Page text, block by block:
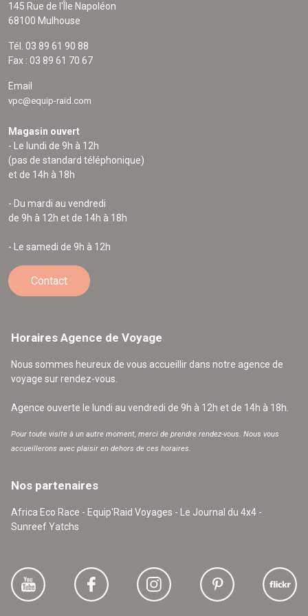
145 Rue de l'Île Napoléon
68100 Mulhouse
Tél. 03 89 61 90 88
Fax : 03 89 61 70 67
Email
vpc@equip-raid.com
Magasin ouvert
- Le lundi de 9h à 12h
(pas de standard téléphonique)
et de 14h à 18h
- Du mardi au vendredi
de 9h à 12h et de 14h à 18h
- Le samedi de 9h à 12h
Contact
Horaires Agence de Voyage
Nous sommes heureux de vous accueillir dans notre agence de
voyage sur rendez-vous.
Agence ouverte le lundi au vendredi de 9h à 12h et de 14h à 18h.
Pour toute visite à un autre moment, merci de prendre rendez-vous. Nous vous
accueillerons avec plaisir en dehors de ces horaires.
Nos partenaires
Africa Eco Race - Equip'Raid Voyages - Le Journal du 4x4 -
Sunreef Yatchs